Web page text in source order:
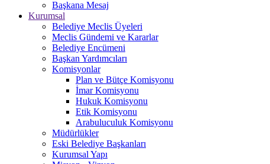
Başkana Mesaj
Kurumsal
Belediye Meclis Üyeleri
Meclis Gündemi ve Kararlar
Belediye Encümeni
Başkan Yardımcıları
Komisyonlar
Plan ve Bütçe Komisyonu
İmar Komisyonu
Hukuk Komisyonu
Etik Komisyonu
Arabuluculuk Komisyonu
Müdürlükler
Eski Belediye Başkanları
Kurumsal Yapı